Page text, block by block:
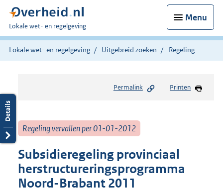
Menu
U
bent
hier:
Lokale wet- en regelgeving
Lokale wet- en regelgeving Uitgebreid zoeken Regeling
Permalink Printen
Regeling vervallen per 01-01-2012
Subsidieregeling provinciaal
herstructureringsprogramma
Noord-Brabant 2011